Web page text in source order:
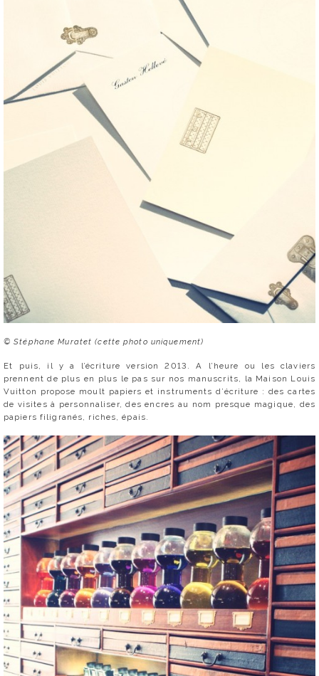
© Stéphane Muratet (cette photo uniquement)
Et puis, il y a l’écriture version 2013. A l’heure ou les claviers
prennent de plus en plus le pas sur nos manuscrits, la Maison Louis
Vuitton propose moult papiers et instruments d’écriture : des cartes
de visites à personnaliser, des encres au nom presque magique, des
papiers filigranés, riches, épais.